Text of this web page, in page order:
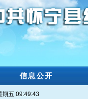
信息公开
期五 09:49:44